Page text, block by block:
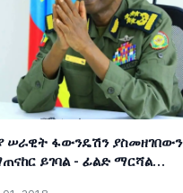
ሠራዊት ፋውንዴሽን ያስመዘገበውን
ይገባል - ፊልድ ማርሻል